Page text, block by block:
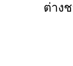
ต่าง